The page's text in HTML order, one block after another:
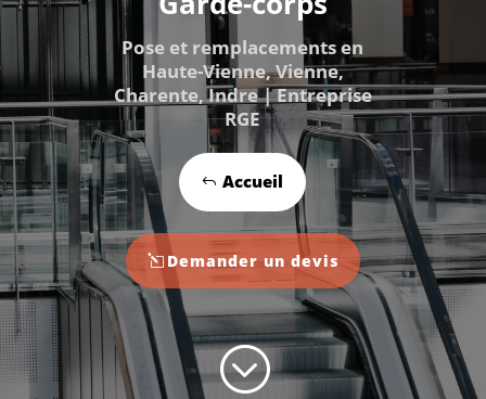
Pose et remplacements en
Haute-Vienne, Vienne,
Charente, Indre | Entreprise
RGE
Accueil
Demander un devis
;